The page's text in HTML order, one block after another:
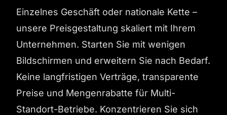
Einzelnes Geschäft oder nationale Kette –
unsere Preisgestaltung skaliert mit Ihrem
Unternehmen. Starten Sie mit wenigen
Bildschirmen und erweitern Sie nach Bedarf.
Keine langfristigen Verträge, transparente
Preise und Mengenrabatte für Multi-
Standort-Betriebe. Konzentrieren Sie sich